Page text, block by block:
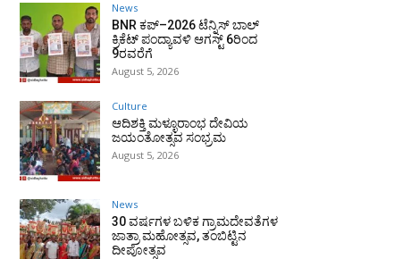
News
BNR ಕಪ್–2026 ಟೆನ್ನಿಸ್ ಬಾಲ್
ಕ್ರಿಕೆಟ್ ಪಂದ್ಯಾವಳಿ ಆಗಸ್ಟ್ 6ರಿಂದ
9ರವರೆಗೆ
August 5, 2026
Culture
ಆದಿಶಕ್ತಿ ಮಳ್ಳೂರಾಂಭ ದೇವಿಯ
ಜಯಂತೋತ್ಸವ ಸಂಭ್ರಮ
August 5, 2026
News
30 ವರ್ಷಗಳ ಬಳಿಕ ಗ್ರಾಮದೇವತೆಗಳ
ಜಾತ್ರಾ ಮಹೋತ್ಸವ, ತಂಬಿಟ್ಟಿನ
ದೀಪೋತ್ಸವ